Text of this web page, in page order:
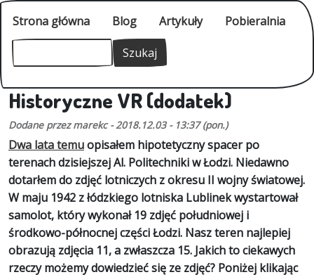
Przejdź do treści
Główne
Strona główna Blog Artykuły
Pobieralnia
Szukaj
Szukaj
Historyczne VR (dodatek)
Dodane przezmarekc-2018.12.03 - 13:37 (pon.)
Dwa lata temuopisałem hipotetyczny spacer po
terenach dzisiejszej Al. Politechniki w Łodzi. Niedawno
dotarłem do zdjęć lotniczych z okresu II wojny światowej.
W maju 1942 z łódzkiego lotniska Lublinek wystartował
samolot, który wykonał 19 zdjęć południowej i
środkowo-północnej części Łodzi. Nasz teren najlepiej
obrazują zdjęcia 11, a zwłaszcza 15. Jakich to ciekawych
rzeczy możemy dowiedzieć się ze zdjęć? Poniżej klikając